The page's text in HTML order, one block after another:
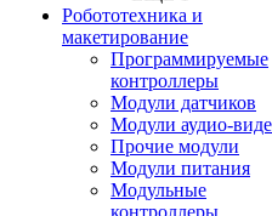
Робототехника и
макетирование
Программируемые
контроллеры
Модули датчиков
Модули аудио-
Прочие модули
Модули питания
Модульные
контроллеры